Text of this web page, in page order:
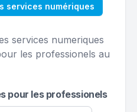
services numériques
services numeriques
les professionels au
pour les professionels